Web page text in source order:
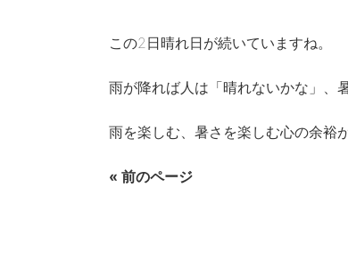
この2日晴れ日が続いていますね。
雨が降れば人は「晴れないかな」、
雨を楽しむ、暑さを楽しむ心の余裕
« 前のページ